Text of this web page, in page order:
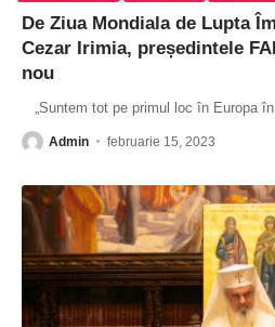
De Ziua Mondiala de Lupta
Cezar Irimia, președintele
nou
„Suntem tot pe primul loc în Europa
Admin februarie 15, 2023